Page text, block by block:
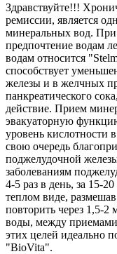
Здравствуйте!!!
ремиссии, является
минеральных вод. При
предпочтение водам
водам относится
способствует
железы и в желчных
панкреатического
действие. Прием
эвакуаторную
уровень кислотности
свою очередь
поджелудочной
заболеваниям
4-5 раз в день, за 15-
теплом виде,
повторить через 1,5-2
воды, между
этих целей идеально
"BioVita".